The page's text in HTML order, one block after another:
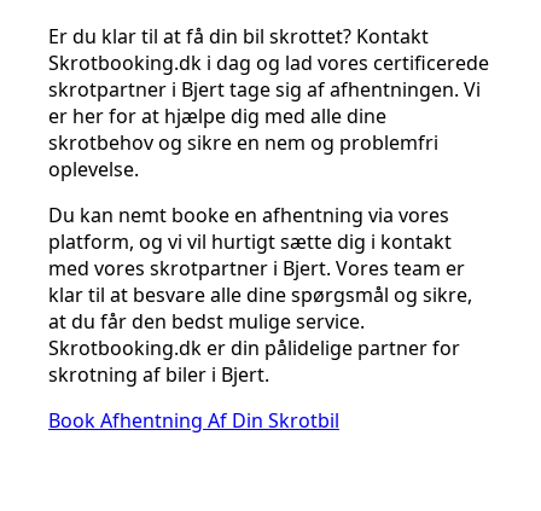
Er du klar til at få din bil skrottet? Kontakt
Skrotbooking.dk i dag og lad vores certificerede
skrotpartner i Bjert tage sig af afhentningen. Vi
er her for at hjælpe dig med alle dine
skrotbehov og sikre en nem og problemfri
oplevelse.
Du kan nemt booke en afhentning via vores
platform, og vi vil hurtigt sætte dig i kontakt
med vores skrotpartner i Bjert. Vores team er
klar til at besvare alle dine spørgsmål og sikre,
at du får den bedst mulige service.
Skrotbooking.dk er din pålidelige partner for
skrotning af biler i Bjert.
Book Afhentning Af Din Skrotbil